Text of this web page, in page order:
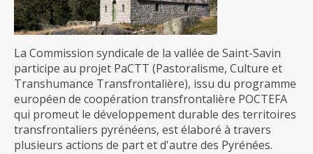
La Commission syndicale de la vallée de Saint-Savin
participe au projet PaCTT (Pastoralisme, Culture et
Transhumance Transfrontalière), issu du programme
européen de coopération transfrontalière POCTEFA
qui promeut le développement durable des territoires
transfrontaliers pyrénéens, est élaboré à travers
plusieurs actions de part et d'autre des Pyrénées.